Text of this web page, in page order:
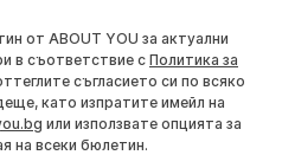
от ABOUT YOU за актуални
в съответствие с Политика за
съгласието си по всяко
като изпратите имейл на
или използвате опцията за
на всеки бюлетин.